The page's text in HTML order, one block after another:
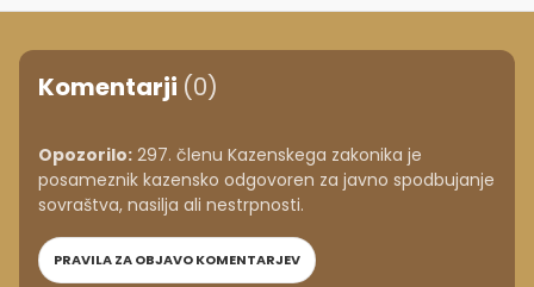
Komentarji (0)
Opozorilo: 297. členu Kazenskega zakonika je
posameznik kazensko odgovoren za javno spodbujanje
sovraštva, nasilja ali nestrpnosti.
PRAVILA ZA OBJAVO KOMENTARJEV